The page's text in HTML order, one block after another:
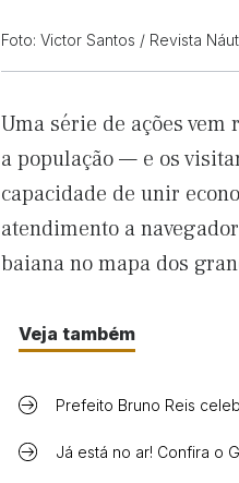
Foto: Victor Santos / Revista
Uma série de ações vem
a população — e os
capacidade de unir
atendimento a
baiana no mapa dos
Veja também
Prefeito Bruno Reis
Já está no ar! Confira o